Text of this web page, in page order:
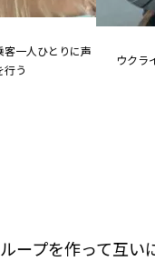
一人ひとりに声
行う
ウクラ
ープを作って互